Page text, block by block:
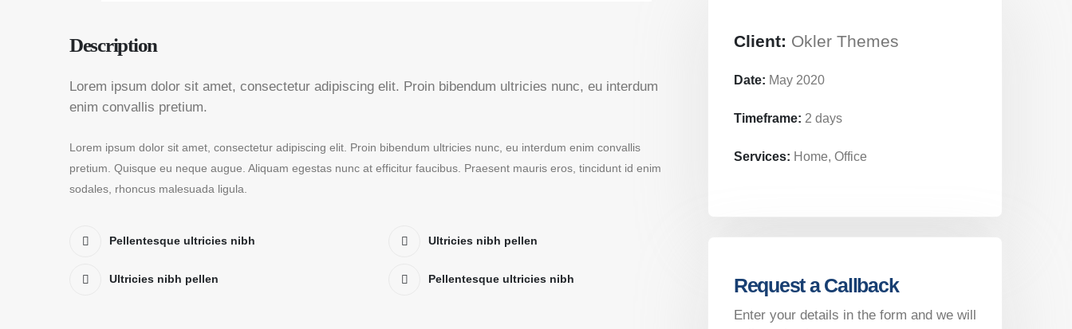
Description
Lorem ipsum dolor sit amet, consectetur adipiscing elit. Proin bibendum ultricies nunc, eu interdum
enim convallis pretium.
Lorem ipsum dolor sit amet, consectetur adipiscing elit. Proin bibendum ultricies nunc, eu interdum enim convallis
pretium. Quisque eu neque augue. Aliquam egestas nunc at efficitur faucibus. Praesent mauris eros, tincidunt id enim
sodales, rhoncus malesuada ligula.
Pellentesque ultricies nibh
Ultricies nibh pellen
Ultricies nibh pellen
Pellentesque ultricies nibh
Client: Okler Themes
Date: May 2020
Timeframe: 2 days
Services: Home, Office
Request a Callback
Enter your details in the form and we will